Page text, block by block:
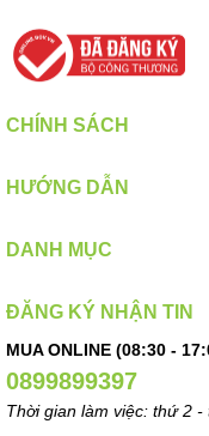
CHÍNH SÁCH
HƯỚNG DẪN
DANH MỤC
ĐĂNG KÝ NHẬN TIN
MUA ONLINE (08:30 -
0899899397
Thời gian làm việc: thứ 2 -